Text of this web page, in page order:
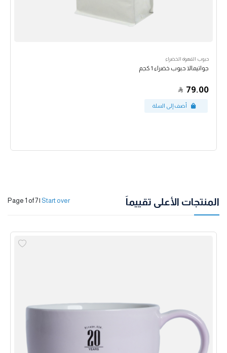
حبوب القهوة الخضراء
جواتيمالا حبوب خضراء 1 كجم
79.00
المنتجات الأعلى تقييماً Page 1 of 7| Start over